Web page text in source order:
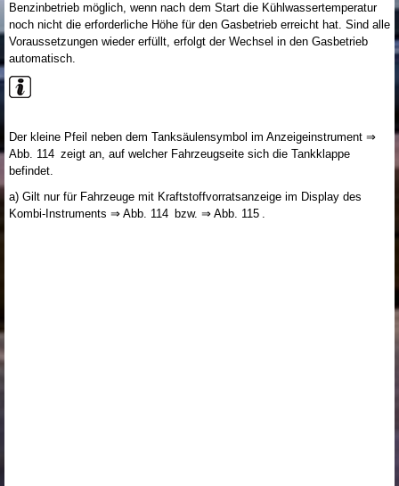
Benzinbetrieb möglich, wenn nach dem Start die Kühlwassertemperatur
noch nicht die erforderliche Höhe für den Gasbetrieb erreicht hat. Sind alle
Voraussetzungen wieder erfüllt, erfolgt der Wechsel in den Gasbetrieb
automatisch.
Der kleine Pfeil neben dem Tanksäulensymbol im Anzeigeinstrument ⇒
Abb. 114 zeigt an, auf welcher Fahrzeugseite sich die Tankklappe
befindet.
a) Gilt nur für Fahrzeuge mit Kraftstoffvorratsanzeige im Display des
Kombi-Instruments ⇒ Abb. 114 bzw. ⇒ Abb. 115 .